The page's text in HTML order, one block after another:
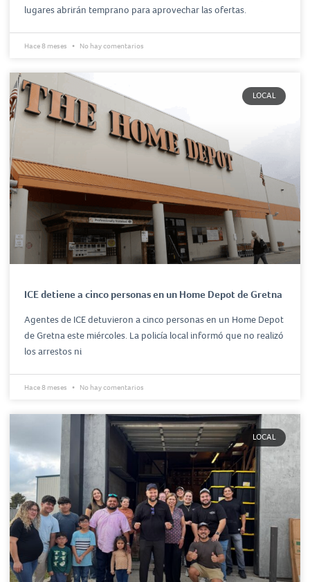
lugares abrirán temprano para aprovechar las ofertas.
Hace 8 meses No hay comentarios
LOCAL
ICE detiene a cinco personas en un Home Depot de Gretna
Agentes de ICE detuvieron a cinco personas en un Home Depot
de Gretna este miércoles. La policía local informó que no realizó
los arrestos ni
Hace 8 meses No hay comentarios
LOCAL